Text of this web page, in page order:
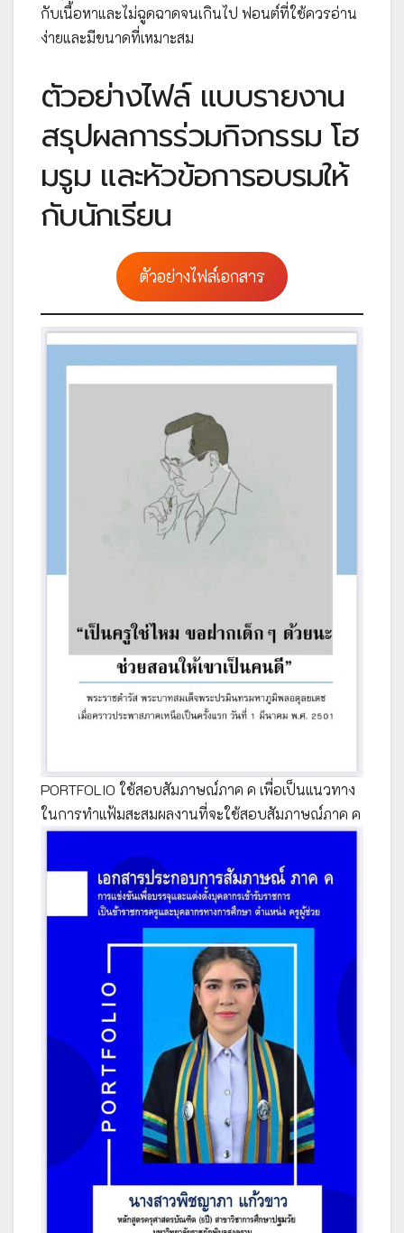
กับเนื้อหาและไม่ฉูดฉาดจนเกินไป ฟอนต์ที่ใช้ควรอ่าน
ง่ายและมีขนาดที่เหมาะสม
ตัวอย่างไฟล์ แบบรายงาน
สรุปผลการร่วมกิจกรรม โฮ
มรูม และหัวข้อการอบรมให้
กับนักเรียน
ตัวอย่างไฟล์เอกสาร
PORTFOLIO ใช้สอบสัมภาษณ์ภาค ค เพื่อเป็นแนวทาง
ในการทำแฟ้มสะสมผลงานที่จะใช้สอบสัมภาษณ์ภาค ค